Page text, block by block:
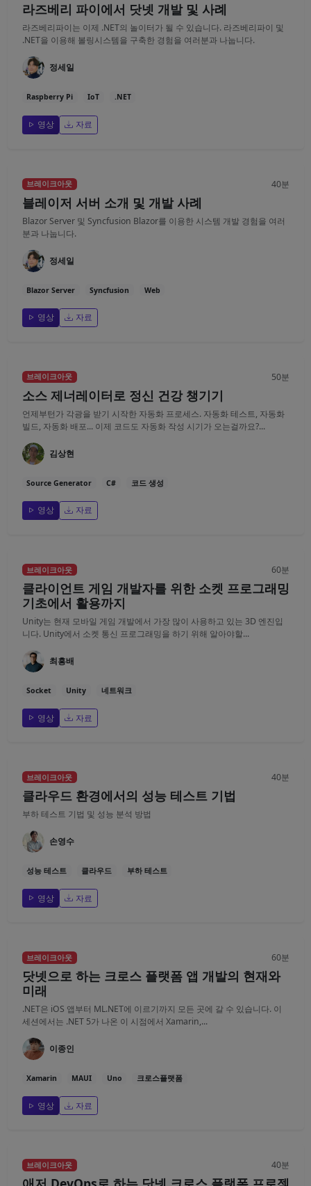
라즈베리 파이에서 닷넷 개발 및 사례
라즈베리파이는 이제 .NET의 놀이터가 될 수 있습니다. 라즈베리파이 및
.NET을 이용해 볼링시스템을 구축한 경험을 여러분과 나눕니다.
정세일
Raspberry Pi IoT .NET
영상 자료
브레이크아웃 40분
블레이저 서버 소개 및 개발 사례
Blazor Server 및 Syncfusion Blazor를 이용한 시스템 개발 경험을 여러
분과 나눕니다.
정세일
Blazor Server Syncfusion Web
영상 자료
브레이크아웃 50분
소스 제너레이터로 정신 건강 챙기기
언제부턴가 각광을 받기 시작한 자동화 프로세스. 자동화 테스트, 자동화
빌드, 자동화 배포... 이제 코드도 자동화 작성 시기가 오는걸까요?...
김상현
Source Generator C# 코드 생성
영상 자료
브레이크아웃 60분
클라이언트 게임 개발자를 위한 소켓 프로그래밍
기초에서 활용까지
Unity는 현재 모바일 게임 개발에서 가장 많이 사용하고 있는 3D 엔진입
니다. Unity에서 소켓 통신 프로그래밍을 하기 위해 알아야할...
최흥배
Socket Unity 네트워크
영상 자료
브레이크아웃 40분
클라우드 환경에서의 성능 테스트 기법
부하 테스트 기법 및 성능 분석 방법
손영수
성능 테스트 클라우드 부하 테스트
영상 자료
브레이크아웃 60분
닷넷으로 하는 크로스 플랫폼 앱 개발의 현재와
미래
.NET은 iOS 앱부터 ML.NET에 이르기까지 모든 곳에 갈 수 있습니다. 이
세션에서는 .NET 5가 나온 이 시점에서 Xamarin,...
이종인
Xamarin MAUI Uno 크로스플랫폼
영상 자료
브레이크아웃 40분